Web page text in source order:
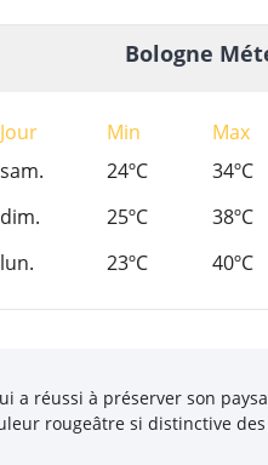
Bologne
Jour Min
Max
sam.
24ºC
34ºC
dim.
25ºC
38ºC
lun.
23ºC 40ºC
a réussi à préserver son
rougeâtre si distinctive